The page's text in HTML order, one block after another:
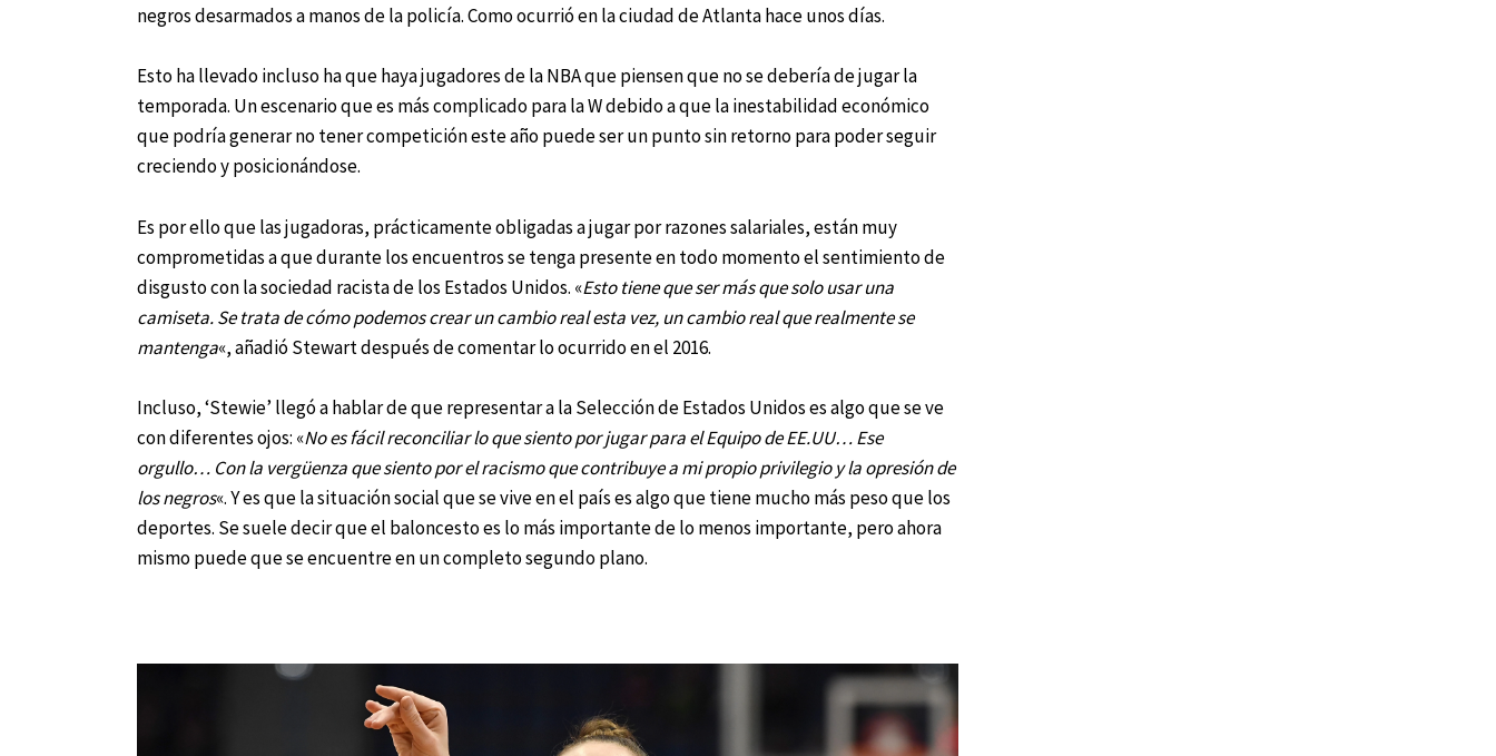
negros desarmados a manos de la policía. Como ocurrió en la ciudad de Atlanta hace unos días.
Esto ha llevado incluso ha que haya jugadores de la NBA que piensen que no se debería de jugar la
temporada. Un escenario que es más complicado para la W debido a que la inestabilidad económico
que podría generar no tener competición este año puede ser un punto sin retorno para poder seguir
creciendo y posicionándose.
Es por ello que las jugadoras, prácticamente obligadas a jugar por razones salariales, están muy
comprometidas a que durante los encuentros se tenga presente en todo momento el sentimiento de
disgusto con la sociedad racista de los Estados Unidos. «Esto tiene que ser más que solo usar una
camiseta.Se trata de cómo podemos crear un cambio real esta vez, un cambio real que realmente se
mantenga«, añadió Stewart después de comentar lo ocurrido en el 2016.
Incluso, ‘Stewie’ llegó a hablar de que representar a la Selección de Estados Unidos es algo que se ve
con diferentes ojos: «No es fácil reconciliar lo que siento por jugar para el Equipo de EE.UU… Ese
orgullo… Con la vergüenza que siento por el racismo que contribuye a mi propio privilegio y la opresión de
los negros«. Y es que la situación social que se vive en el país es algo que tiene mucho más peso que los
deportes. Se suele decir que el baloncesto es lo más importante de lo menos importante, pero ahora
mismo puede que se encuentre en un completo segundo plano.